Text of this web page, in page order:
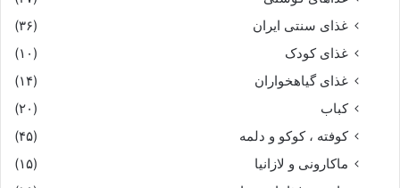
غذای سنتی ایران
(۳۶)
غذای کودک
(۱۰)
غذای گیاهخواران
(۱۴)
کباب
(۲۰)
کوفته ، کوکو و دلمه
(۴۵)
ماکارونی و لازانیا
(۱۵)